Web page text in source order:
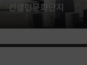
선성현문화단지